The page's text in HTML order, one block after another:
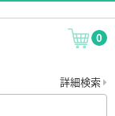
0
詳細検索